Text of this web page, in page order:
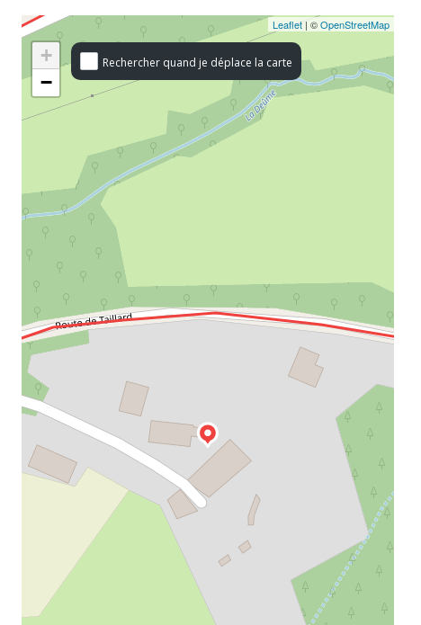
Rechercher quand je déplace la carte
+
−
Leaflet | ©OpenStreetMap